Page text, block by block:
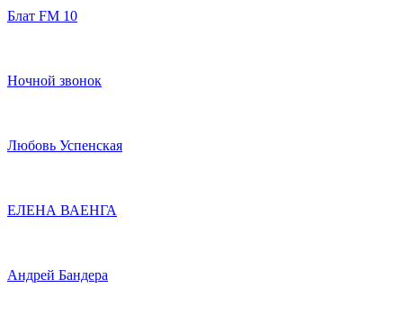
Блат FM 10
Ночной звонок
Любовь Успенская
ЕЛЕНА ВАЕНГА
Андрей Бандера